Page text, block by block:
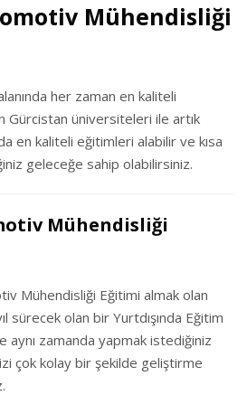
Mühendisliği
her zaman en kaliteli
üniversiteleri ile artık
en kaliteli eğitimleri alabilir ve kısa
geleceğe sahip olabilirsiniz.
Mühendisliği
Mühendisliği Eğitimi almak olan
sürecek olan bir Yurtdışında Eğitim
aynı zamanda yapmak istediğiniz
çok kolay bir şekilde geliştirme